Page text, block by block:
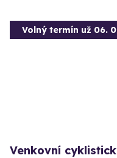
Volný termín už 06.
Venkovní